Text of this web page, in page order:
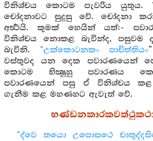
විනිශ්චය කොටම පැවරිය යුතුය.
චෝදනාවට සුදුසු වේ. චෝදනා
අර්‍ත්‍ථයි. කුමක් හෙයින් යත්:-
විනිශ්චය නොකළ බැවින්ද, පසුවම
බැවිනි. “උක්කොටනකං පාචිත්තියං
වස්තුවද යන දෙක පවාරණයෙන්
කොටම භික්‍ෂූහු පවාරණය
පවාරණයෙන් පසු ඒ විනිශ්චය කළ
ගැනීම කළ මහණහට ඇවැත් වේ.
“ද්වෙ තයො උපොසථෙ